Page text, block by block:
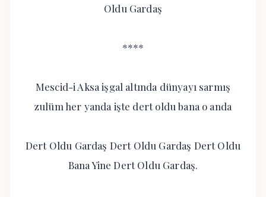
Oldu Gardaş
****
Mescid-i Aksa işgal altında dünyayı sarmış
zulüm her yanda işte dert oldu bana o anda
Dert Oldu Gardaş Dert Oldu Gardaş Dert Oldu
Bana Yine Dert Oldu Gardaş.